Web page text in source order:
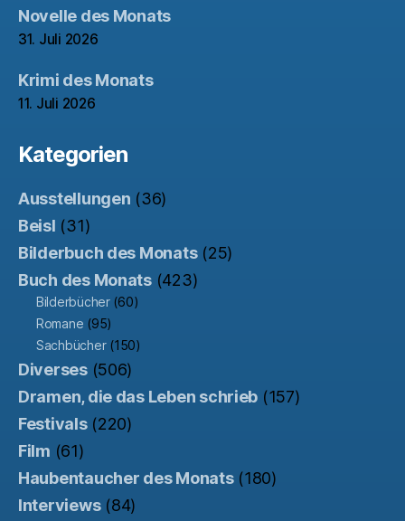
Novelle des Monats
31. Juli 2026
Krimi des Monats
11. Juli 2026
Kategorien
Ausstellungen (36)
Beisl (31)
Bilderbuch des Monats(25)
Buch des Monats(423)
Bilderbücher(60)
Romane (95)
Sachbücher(150)
Diverses(506)
Dramen, die das Leben schrieb (157)
Festivals(220)
Film (61)
Haubentaucher des Monats(180)
Interviews(84)